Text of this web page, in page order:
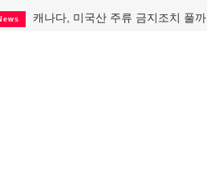
캐나다, 미국산 주류 금지조치 풀까